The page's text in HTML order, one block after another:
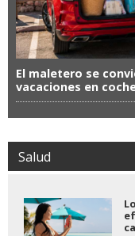
El maletero se
vacaciones en
Salud